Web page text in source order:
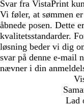
Svar fra VistaPrint
Vi føler, at sømmen
åbnede posen. Dette
kvalitetsstandarder.
løsning beder vi dig
svar på denne e-mail
nævner i din
Lad